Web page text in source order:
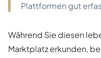
Plattformen gut
Während Sie diesen
Marktplatz erkunden,